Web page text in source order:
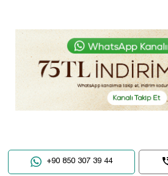
+90 850 307 39 44